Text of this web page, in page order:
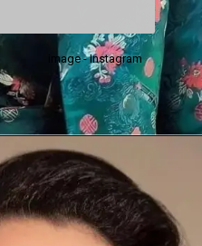
image - Instagram